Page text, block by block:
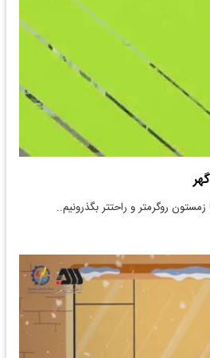
رو‌گرمتر و راحتتر بگذرونیم..